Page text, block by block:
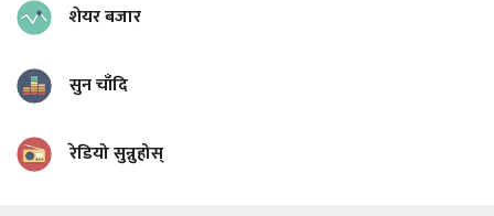
शेयर बजार
सुन चाँदि
रेडियो सुन्नुहोस्